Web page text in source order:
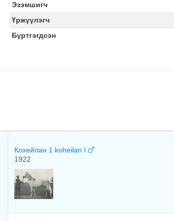
Эзэмшигч
Үржүүлэгч
Бүртгэгдсэн
Кохейлан 1 koheilan I
1922